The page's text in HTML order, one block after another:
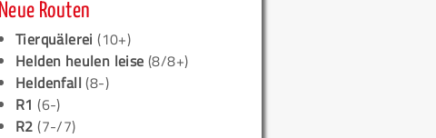
Neue Routen
Tierquälerei (10+)
Helden heulen leise(8/8+)
Heldenfall(8-)
R1 (6-)
R2 (7-/7)